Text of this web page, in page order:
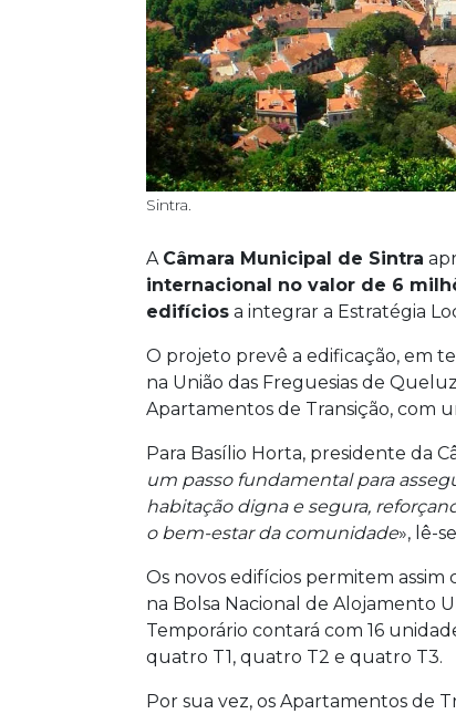
Sintra.
A Câmara Municipal de Sintra
internacional no valor de 6
edifícios a integrar a Estratégia
O projeto prevê a edificação, em
na União das Freguesias de
Apartamentos de Transição, com
Para Basílio Horta, presidente da
um passo fundamental para
habitação digna e segura,
o bem-estar da comunidade», lê-
Os novos edifícios permitem assim
na Bolsa Nacional de Alojamento
Temporário contará com 16
quatro T1, quatro T2 e quatro T3.
Por sua vez, os Apartamentos de